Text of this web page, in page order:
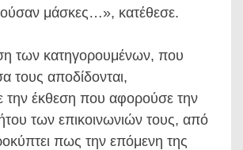
μάσκες…», κατέθεσε.
των κατηγορουμένων, που
τους αποδίδονται,
την έκθεση που αφορούσε την
των επικοινωνιών τους, από
πως την επόμενη της